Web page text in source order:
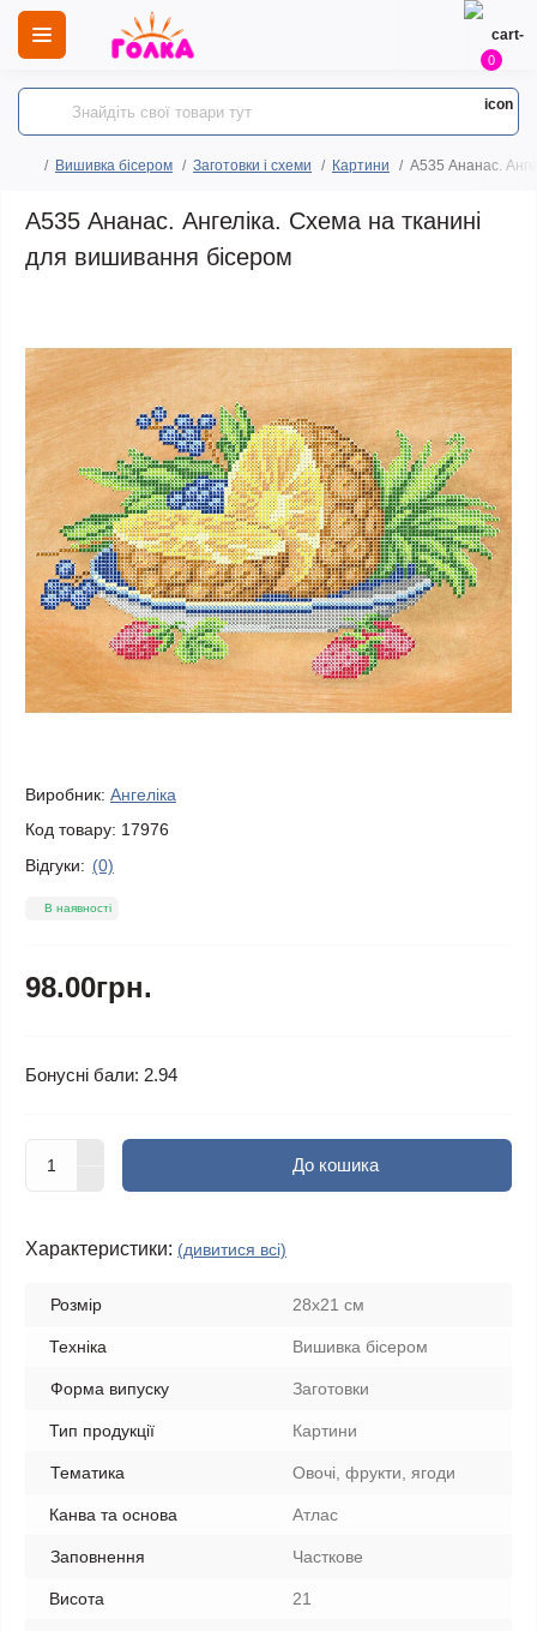
0
Вишивка бісером Заготовки і схеми Картини A535 Ананас.
A535 Ананас. Ангеліка. Схема на тканині
для вишивання бісером
Виробник: Ангеліка
Код товару: 17976
Відгуки: (0)
В наявності
98.00грн.
Бонусні бали: 2.94
До кошика
Характеристики: (дивитися всі)
Розмір 28x21 см
Техніка Вишивка бісером
Форма випуску Заготовки
Тип продукції Картини
Тематика Овочі, фрукти, ягоди
Канва та основа Атлас
Заповнення Часткове
Висота 21